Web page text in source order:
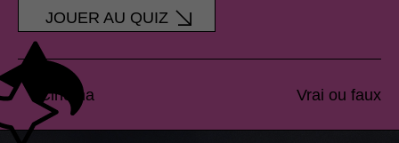
JOUER AU QUIZ
Cinéma Vrai ou faux